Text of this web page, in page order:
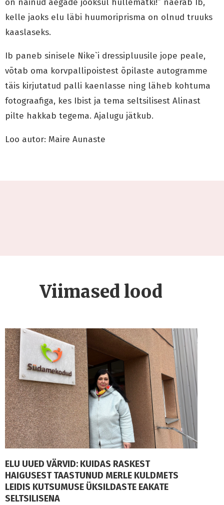
on näinud aegade jooksul hullematki!” naerab Ib,
kelle jaoks elu läbi huumoriprisma on olnud truuks
kaaslaseks.
Ib paneb sinisele Nike`i dressipluusile jope peale,
võtab oma korvpallipoistest õpilaste autogramme
täis kirjutatud palli kaenlasse ning läheb kohtuma
fotograafiga, kes Ibist ja tema seltsilisest Alinast
pilte hakkab tegema. Ajalugu jätkub.
Loo autor: Maire Aunaste
Viimased lood
ELU UUED VÄRVID: KUIDAS RASKEST
HAIGUSEST TAASTUNUD MERLE KULDMETS
LEIDIS KUTSUMUSE ÜKSILDASTE EAKATE
SELTSILISENA